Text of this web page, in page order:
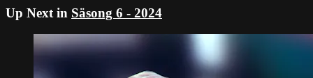
Up Next in Säsong 6 - 2024